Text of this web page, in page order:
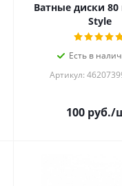
Ватные диски
Style
Есть в
Артикул:
100 руб./